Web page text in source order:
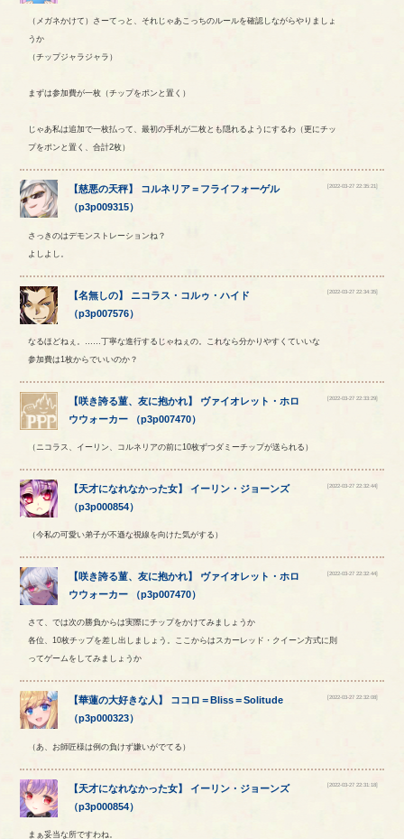
（メガネかけて）さーてっと、それじゃあこっちのルールを確認しながらやりましょ
うか
（チップジャラジャラ）
まずは参加費が一枚（チップをポンと置く）
じゃあ私は追加で一枚払って、最初の手札が二枚とも隠れるようにするわ（更にチッ
プをポンと置く、合計2枚）
【慈悪の天秤】 コルネリア＝ フライフォーゲル
（p3p009315）
[2022-03-27 22:35:21]
さっきのはデモンストレーションね？
よしよし。
【名無しの】 ニコラス ・ コルゥ ・ハイド
（p3p007576）
[2022-03-27 22:34:35]
なるほどねぇ。……丁寧な進行するじゃねぇの。これなら分かりやすくていいな
参加費は1枚からでいいのか？
【咲き誇る菫、友に抱かれ】 ヴァイオレット ・ホロ
ウウォーカー （p3p007470）
[2022-03-27 22:33:29]
（ニコラス、イーリン、コルネリアの前に10枚ずつダミーチップが送られる）
【天才になれなかった女】イーリン ・ ジョーンズ
（p3p000854）
[2022-03-27 22:32:44]
（今私の可愛い弟子が不遜な視線を向けた気がする）
【咲き誇る菫、友に抱かれ】 ヴァイオレット ・ホロ
ウウォーカー （p3p007470）
[2022-03-27 22:32:44]
さて、では次の勝負からは実際にチップをかけてみましょうか
各位、10枚チップを差し出しましょう。ここからはスカーレッド・クイーン方式に則
ってゲームをしてみましょうか
【華蓮の大好きな人 】 ココロ ＝ Bliss＝Solitude
（p3p000323）
[2022-03-27 22:32:08]
（あ、お師匠様は例の負けず嫌いがでてる）
【天才になれなかった女】イーリン ・ ジョーンズ
（p3p000854）
[2022-03-27 22:31:18]
まぁ妥当な所ですわね。